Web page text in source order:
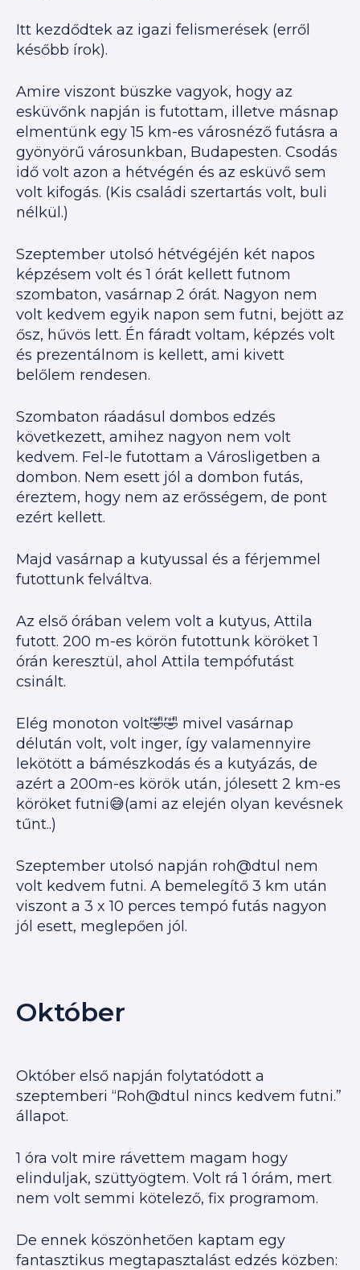
Itt kezdődtek az igazi felismerések (erről
később írok).
Amire viszont büszke vagyok, hogy az
esküvőnk napján is futottam, illetve másnap
elmentünk egy 15 km-es városnéző futásra a
gyönyörű városunkban, Budapesten. Csodás
idő volt azon a hétvégén és az esküvő sem
volt kifogás. (Kis családi szertartás volt, buli
nélkül.)
Szeptember utolsó hétvégéjén két napos
képzésem volt és 1 órát kellett futnom
szombaton, vasárnap 2 órát. Nagyon nem
volt kedvem egyik napon sem futni, bejött az
ősz, hűvös lett. Én fáradt voltam, képzés volt
és prezentálnom is kellett, ami kivett
belőlem rendesen.
Szombaton ráadásul dombos edzés
következett, amihez nagyon nem volt
kedvem. Fel-le futottam a Városligetben a
dombon. Nem esett jól a dombon futás,
éreztem, hogy nem az erősségem, de pont
ezért kellett.
Majd vasárnap a kutyussal és a férjemmel
futottunk felváltva.
Az első órában velem volt a kutyus, Attila
futott. 200 m-es körön futottunk köröket 1
órán keresztül, ahol Attila tempófutást
csinált.
Elég monoton volt🤣🤣 mivel vasárnap
délután volt, volt inger, így valamennyire
lekötött a bámészkodás és a kutyázás, de
azért a 200m-es körök után, jólesett 2 km-es
köröket futni😅(ami az elején olyan kevésnek
tűnt..)
Szeptember utolsó napján roh@dtul nem
volt kedvem futni. A bemelegítő 3 km után
viszont a 3 x 10 perces tempó futás nagyon
jól esett, meglepően jól.
Október
Október első napján folytatódott a
szeptemberi “Roh@dtul nincs kedvem futni.”
állapot.
1 óra volt mire rávettem magam hogy
elinduljak, szüttyögtem. Volt rá 1 órám, mert
nem volt semmi kötelező, fix programom.
De ennek köszönhetően kaptam egy
fantasztikus megtapasztalást edzés közben: